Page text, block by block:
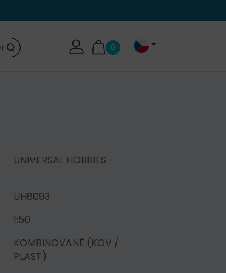
0
Hledat
UNIVERSAL HOBBIES
UH8093
1:50
KOMBINOVANĚ (KOV /
PLAST)